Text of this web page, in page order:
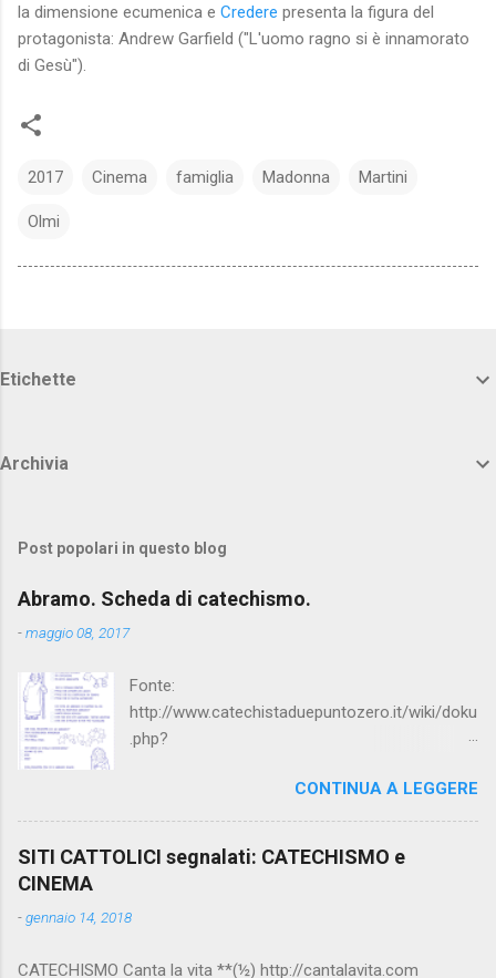
la dimensione ecumenica e Credere presenta la figura del
protagonista: Andrew Garfield ("L'uomo ragno si è innamorato
di Gesù").
2017 Cinema famiglia Madonna Martini
Olmi
Etichette
Archivia
Post popolari in questo blog
Abramo. Scheda di catechismo.
-maggio 08, 2017
Fonte:
http://www.catechistaduepuntozero.it/wiki/doku
.php?
CONTINUA A LEGGERE
SITI CATTOLICI segnalati: CATECHISMO e
CINEMA
-gennaio 14, 2018
CATECHISMO Canta la vita **(½) http://cantalavita.com